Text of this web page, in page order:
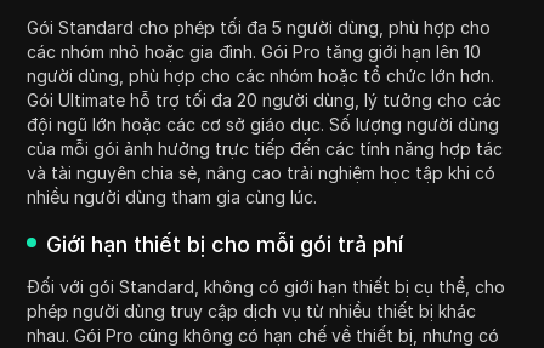
Gói Standard cho phép tối đa 5 người dùng, phù hợp cho
các nhóm nhỏ hoặc gia đình. Gói Pro tăng giới hạn lên 10
người dùng, phù hợp cho các nhóm hoặc tổ chức lớn hơn.
Gói Ultimate hỗ trợ tối đa 20 người dùng, lý tưởng cho các
đội ngũ lớn hoặc các cơ sở giáo dục. Số lượng người dùng
của mỗi gói ảnh hưởng trực tiếp đến các tính năng hợp tác
và tài nguyên chia sẻ, nâng cao trải nghiệm học tập khi có
nhiều người dùng tham gia cùng lúc.
Giới hạn thiết bị cho mỗi gói trả phí
Đối với gói Standard, không có giới hạn thiết bị cụ thể, cho
phép người dùng truy cập dịch vụ từ nhiều thiết bị khác
nhau. Gói Pro cũng không có hạn chế về thiết bị, nhưng có